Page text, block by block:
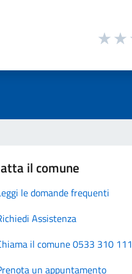
il comune
le domande frequenti
Assistenza
il comune 0533 310 111
un appuntamento